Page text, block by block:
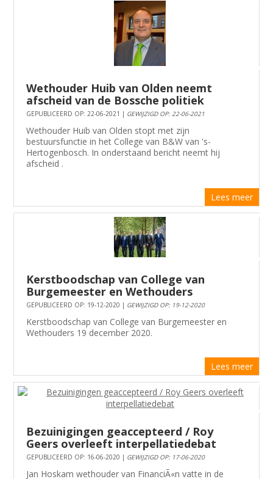
Wethouder Huib van Olden neemt
afscheid van de Bossche politiek
GEPUBLICEERD OP: 22-06-2021 | GEWIJZIGD OP: 22-06-2021
Wethouder Huib van Olden stopt met zijn
bestuursfunctie in het College van B&W van 's-
Hertogenbosch. In onderstaand bericht neemt hij
afscheid .
Lees meer
Kerstboodschap van College van
Burgemeester en Wethouders
GEPUBLICEERD OP: 19-12-2020 | GEWIJZIGD OP: 19-12-2020
Kerstboodschap van College van Burgemeester en
Wethouders 19 december 2020.
Lees meer
Bezuinigingen geaccepteerd / Roy
Geers overleeft interpellatiedebat
GEPUBLICEERD OP: 16-06-2020 | GEWIJZIGD OP: 17-06-2020
Jan Hoskam wethouder van FinanciÃ«n vatte in de